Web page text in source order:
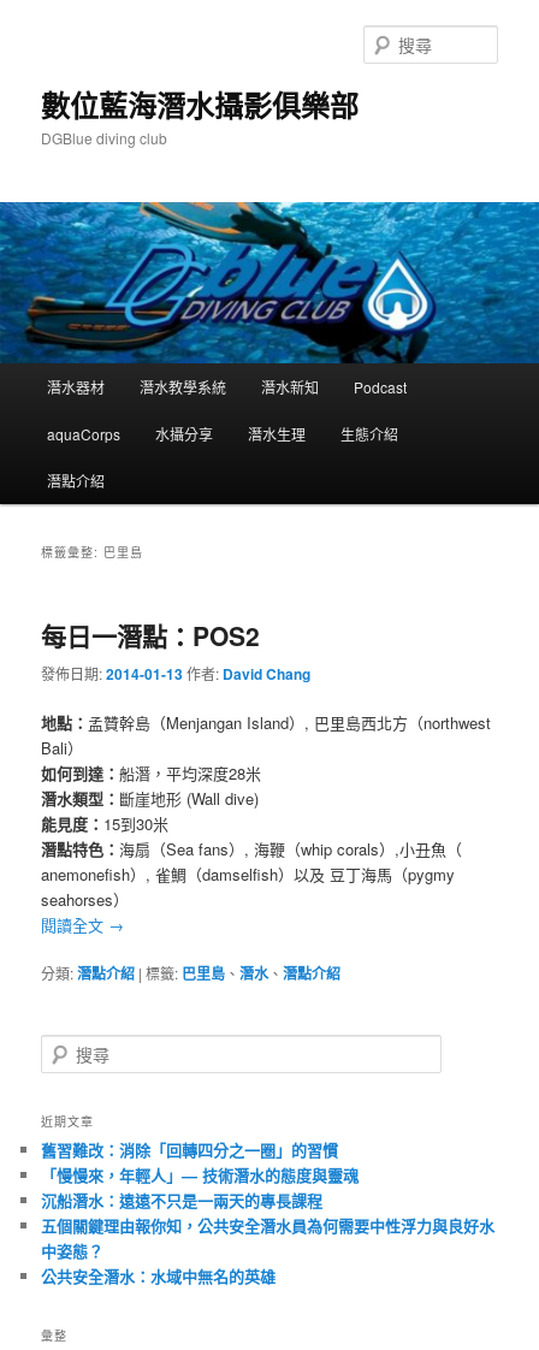
數位藍海潛水攝影俱樂部
DGBlue diving club
尋
潛水器材 潛水教學系統 潛水新知 Podcast
aquaCorps 水攝分享 潛水生理 生態介紹
潛點介紹
標籤彙整: 巴里島
每日一潛點：POS2
發佈日期:2014-01-13作者: David Chang
地點： 孟贊幹島（Menjangan Island）, 巴里島西北方（northwest
Bali）
如何到達：船潛，平均深度28米
潛水類型： 斷崖地形 (Wall dive)
能見度： 15到30米
潛點特色：海扇（Sea fans）, 海鞭（whip corals）,小丑魚（
anemonefish）, 雀鯛（damselfish）以及 豆丁海馬（pygmy
seahorses）
閱讀全文 →
分類:潛點介紹 |標籤: 巴里島 、潛水、潛點介紹
搜
尋
近期文章
舊習難改：消除「回轉四分之一圈」的習慣
「慢慢來，年輕人」— 技術潛水的態度與靈魂
沉船潛水：遠遠不只是一兩天的專長課程
五個關鍵理由報你知，公共安全潛水員為何需要中性浮力與良好水
中姿態？
公共安全潛水：水域中無名的英雄
彙整